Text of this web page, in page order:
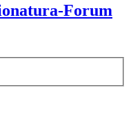
Forum